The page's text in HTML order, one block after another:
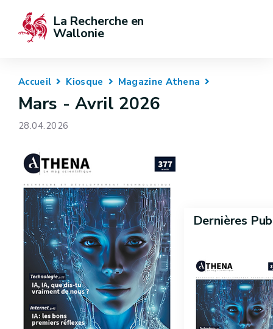
La Recherche en
Wallonie
Accueil Kiosque Magazine Athena
Mars - Avril 2026
28.04.2026
Dernières